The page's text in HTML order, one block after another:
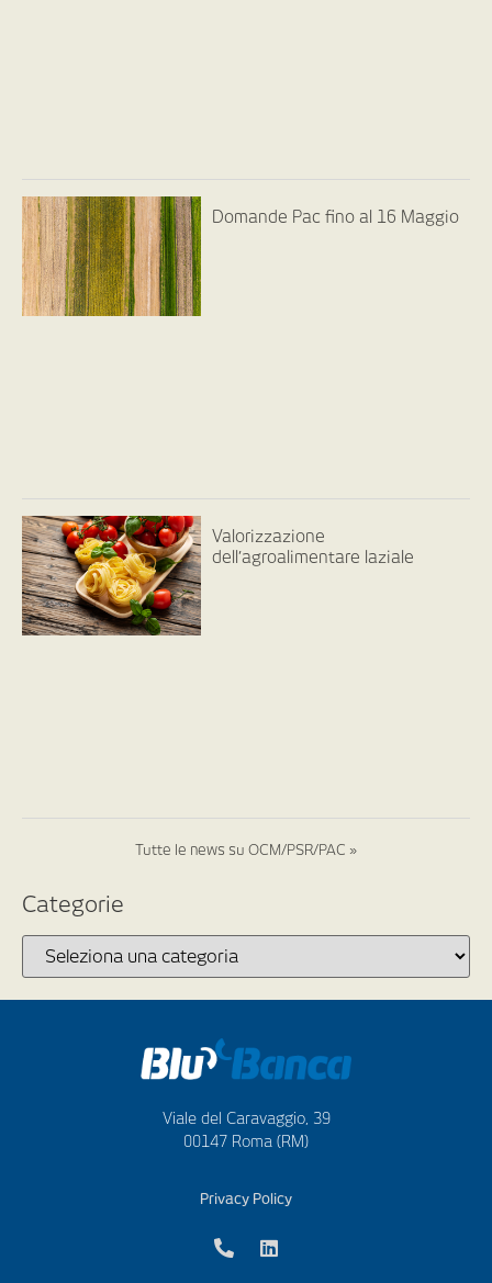
Domande Pac fino al 16 Maggio
Valorizzazione
dell’agroalimentare laziale
Tutte le news su OCM/PSR/PAC »
Categorie
Viale del Caravaggio, 39
00147 Roma (RM)
Privacy Policy